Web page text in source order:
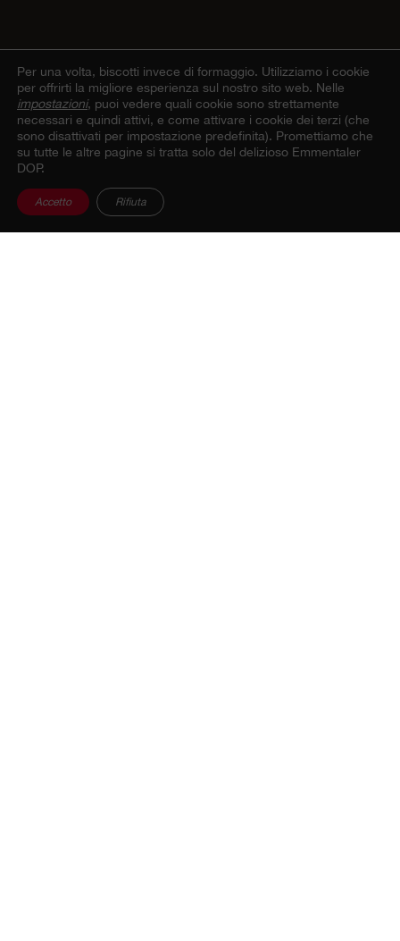
Per una volta, biscotti invece di formaggio. Utilizziamo i cookie
per offrirti la migliore esperienza sul nostro sito web. Nelle
impostazioni, puoi vedere quali cookie sono strettamente
necessari e quindi attivi, e come attivare i cookie dei terzi (che
sono disattivati per impostazione predefinita). Promettiamo che
su tutte le altre pagine si tratta solo del delizioso Emmentaler
DOP.
Accetto Rifiuta